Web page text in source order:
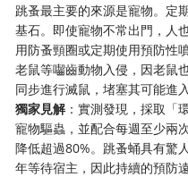
跳蚤最主要的來源是寵物。定
基石。即使寵物不常出門，人
用防蚤頸圈或定期使用預防性
老鼠等囓齒動物入侵，因老鼠
同步進行滅鼠，堵塞其可能進
獨家見解：實測發現，採取「
寵物驅蟲，並配合每週至少兩
降低超過80%。跳蚤蛹具有驚
年等待宿主，因此持續的預防